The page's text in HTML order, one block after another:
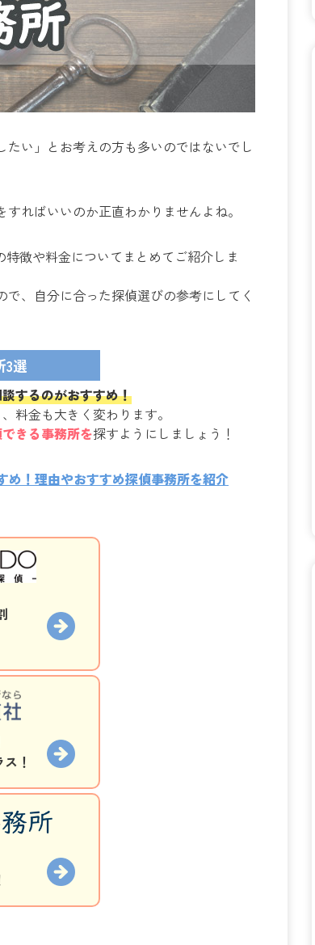
い」とお考えの方も多いのではないでし
ればいいのか正直わかりませんよね。
徴や料金についてまとめてご紹介しま
、自分に合った探偵選びの参考にしてく
3選
するのがおすすめ！
料金も大きく変わります。
きる事務所を探すようにしましょう！
め！理由やおすすめ探偵事務所を紹介
！